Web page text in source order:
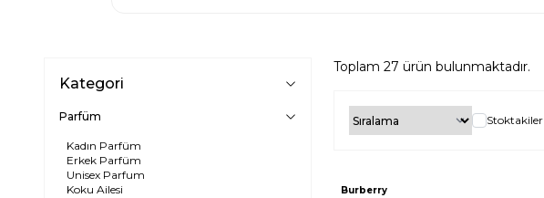
Kategori
Parfüm
Kadın Parfüm
Erkek Parfüm
Unisex Parfum
Koku Ailesi
Toplam 27 ürün bulunmaktadır.
Stoktakiler
Burberry